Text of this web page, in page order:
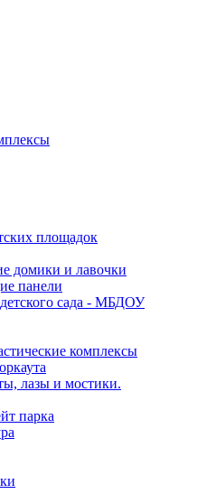
площадок
домики и лавочки
панели
сада - МБДОУ
комплексы
лазы и мостики.
парка